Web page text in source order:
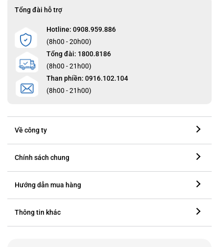
Tổng đài hỗ trợ
Hotline: 0908.959.886
(8h00 - 20h00)
Tổng đài: 1800.8186
(8h00 - 21h00)
Than phiền: 0916.102.104
(8h00 - 21h00)
Về công ty
Chính sách chung
Hướng dẫn mua hàng
Thông tin khác